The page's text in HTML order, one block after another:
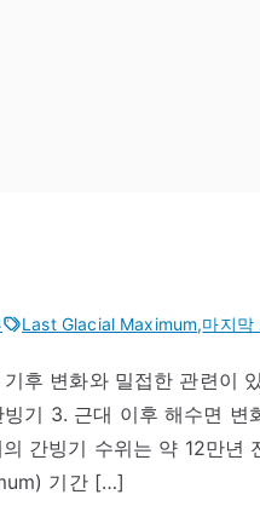
Last Glacial Maximum,마지막
후 변화와 밀접한 관련이
기 3. 근대 이후 해수면 변
간빙기 수위는 약 12만년
기간 […]